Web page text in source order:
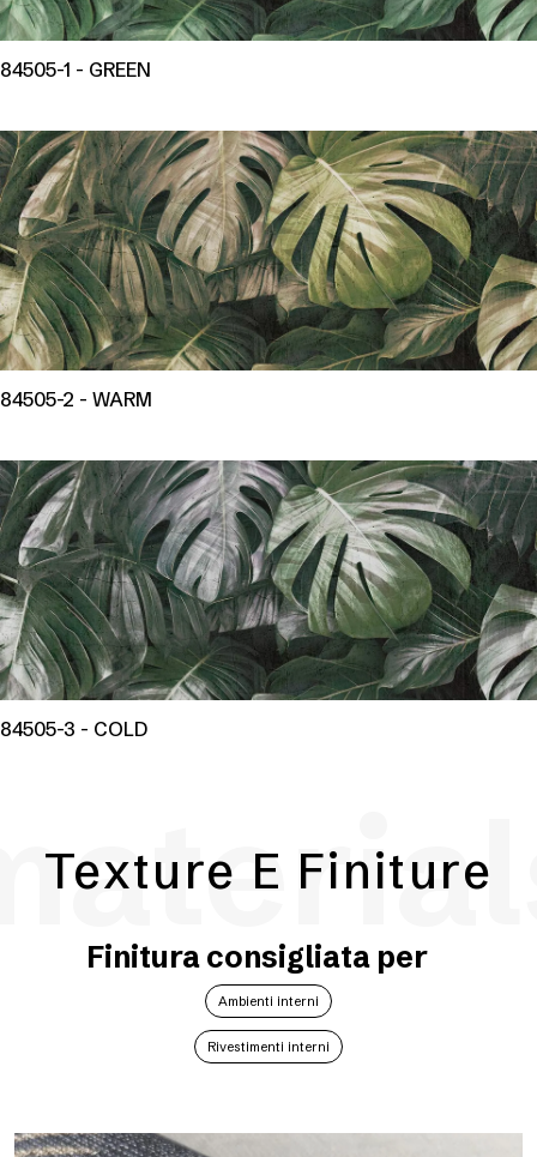
84505-1 - GREEN
84505-2 - WARM
84505-3 - COLD
Texture E Finiture
Finitura consigliata per
Ambienti interni
Rivestimenti interni